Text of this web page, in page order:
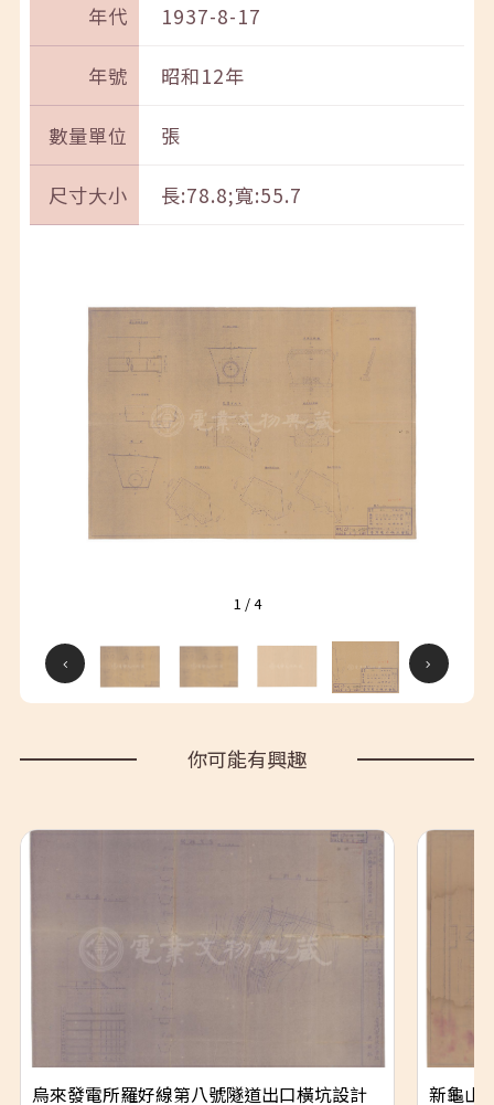
年代 1937-8-17
年號 昭和12年
數量單位 張
尺寸大小 長:78.8;寬:55.7
1 /4
你可能有興趣
烏來發電所羅好線第八號隧道出口橫坑設計
新龜山